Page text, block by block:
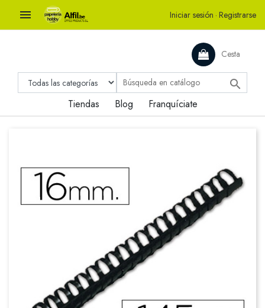
 Iniciar sesión · Registrarse
Cesta

Tiendas Blog Franquíciate